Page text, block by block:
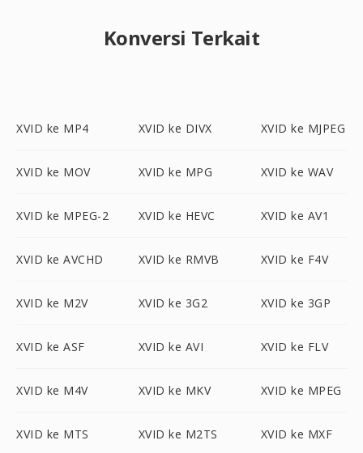
Konversi Terkait
XVID ke MP4 XVID ke DIVX XVID ke MJPEG
XVID ke MOV XVID ke MPG XVID ke WAV
XVID ke MPEG-2 XVID ke HEVC XVID ke AV1
XVID ke AVCHD XVID ke RMVB XVID ke F4V
XVID ke M2V XVID ke 3G2 XVID ke 3GP
XVID ke ASF XVID ke AVI XVID ke FLV
XVID ke M4V XVID ke MKV XVID ke MPEG
XVID ke MTS XVID ke M2TS XVID ke MXF